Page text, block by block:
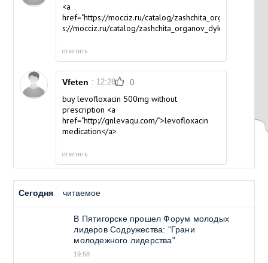
<a
href="https://mocciz.ru/catalog/
s://mocciz.ru/catalog/zashchita_organov_dykhaniya/</a>
ответить
Vfeten : 12:28 0
buy levofloxacin 500mg without
prescription <a
href="http://gnlevaqu.com/">levofloxacin
medication</a>
ответить
Сегодня читаемое
В Пятигорске прошел Форум молодых
лидеров Содружества: "Грани
молодежного лидерства"
19:58